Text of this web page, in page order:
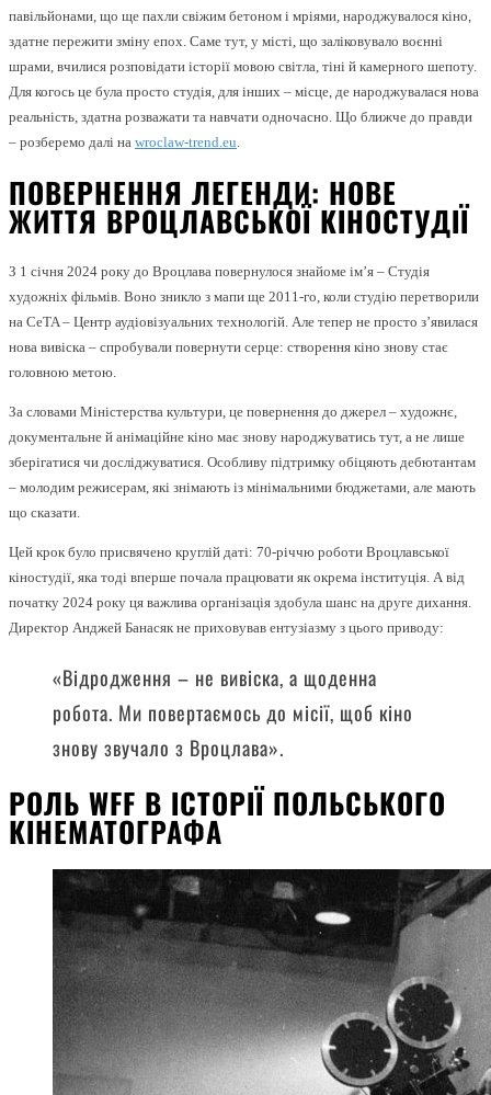
павільйонами, що ще пахли свіжим бетоном і мріями, народжувалося кіно,
здатне пережити зміну епох. Саме тут, у місті, що заліковувало воєнні
шрами, вчилися розповідати історії мовою світла, тіні й камерного шепоту.
Для когось це була просто студія, для інших – місце, де народжувалася нова
реальність, здатна розважати та навчати одночасно. Що ближче до правди
– розберемо далі на wroclaw-trend.eu.
ПОВЕРНЕННЯ ЛЕГЕНДИ: НОВЕ
ЖИТТЯ ВРОЦЛАВСЬКОЇ КІНОСТУДІЇ
З 1 січня 2024 року до Вроцлава повернулося знайоме ім’я – Студія
художніх фільмів. Воно зникло з мапи ще 2011-го, коли студію перетворили
на CeTA – Центр аудіовізуальних технологій. Але тепер не просто з’явилася
нова вивіска – спробували повернути серце: створення кіно знову стає
головною метою.
За словами Міністерства культури, це повернення до джерел – художнє,
документальне й анімаційне кіно має знову народжуватись тут, а не лише
зберігатися чи досліджуватися. Особливу підтримку обіцяють дебютантам
– молодим режисерам, які знімають із мінімальними бюджетами, але мають
що сказати.
Цей крок було присвячено круглій даті: 70-річчю роботи Вроцлавської
кіностудії, яка тоді вперше почала працювати як окрема інституція. А від
початку 2024 року ця важлива організація здобула шанс на друге дихання.
Директор Анджей Банасяк не приховував ентузіазму з цього приводу:
«Відродження – не вивіска, а щоденна
робота. Ми повертаємось до місії, щоб кіно
знову звучало з Вроцлава».
РОЛЬ WFF В ІСТОРІЇ ПОЛЬСЬКОГО
КІНЕМАТОГРАФА